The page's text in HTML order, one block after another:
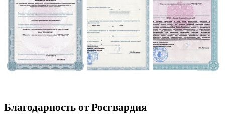
Благодарность от Росгвардия